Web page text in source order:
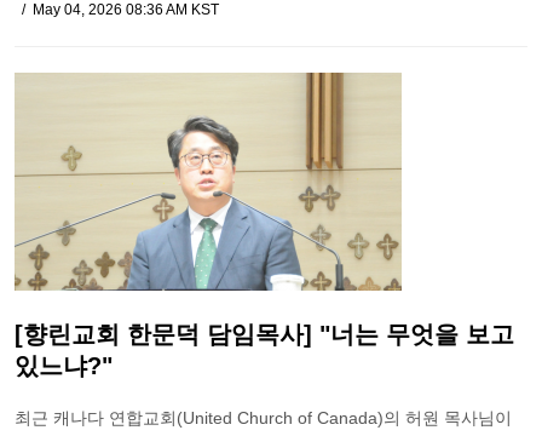
May 04, 2026 08:36 AM KST
[향린교회 한문덕 담임목사] "너는 무엇을 보고
있느냐?"
최근 캐나다 연합교회(United Church of Canada)의 허원 목사님이